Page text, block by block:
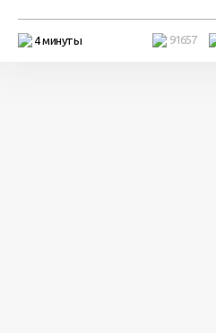
4 минуты 91657